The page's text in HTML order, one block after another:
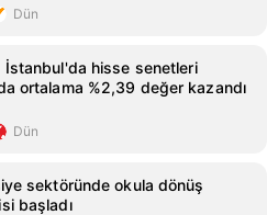
Dün
İstanbul'da hisse senetleri
ortalama %2,39 değer kazandı
Dün
sektöründe okula dönüş
başladı